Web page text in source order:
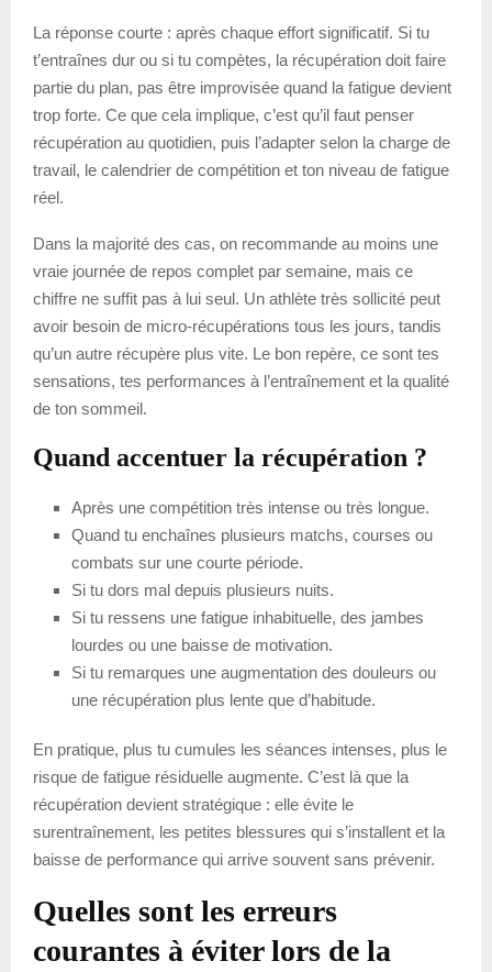
La réponse courte : après chaque effort significatif. Si tu
t’entraînes dur ou si tu compètes, la récupération doit faire
partie du plan, pas être improvisée quand la fatigue devient
trop forte. Ce que cela implique, c’est qu’il faut penser
récupération au quotidien, puis l’adapter selon la charge de
travail, le calendrier de compétition et ton niveau de fatigue
réel.
Dans la majorité des cas, on recommande au moins une
vraie journée de repos complet par semaine, mais ce
chiffre ne suffit pas à lui seul. Un athlète très sollicité peut
avoir besoin de micro-récupérations tous les jours, tandis
qu’un autre récupère plus vite. Le bon repère, ce sont tes
sensations, tes performances à l’entraînement et la qualité
de ton sommeil.
Quand accentuer la récupération ?
Après une compétition très intense ou très longue.
Quand tu enchaînes plusieurs matchs, courses ou
combats sur une courte période.
Si tu dors mal depuis plusieurs nuits.
Si tu ressens une fatigue inhabituelle, des jambes
lourdes ou une baisse de motivation.
Si tu remarques une augmentation des douleurs ou
une récupération plus lente que d’habitude.
En pratique, plus tu cumules les séances intenses, plus le
risque de fatigue résiduelle augmente. C’est là que la
récupération devient stratégique : elle évite le
surentraînement, les petites blessures qui s’installent et la
baisse de performance qui arrive souvent sans prévenir.
Quelles sont les erreurs
courantes à éviter lors de la